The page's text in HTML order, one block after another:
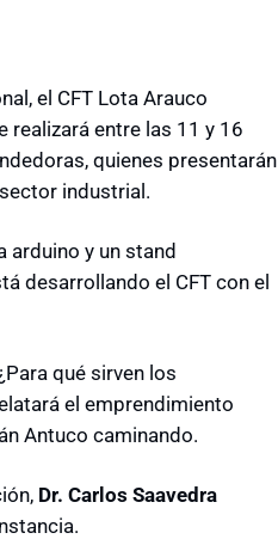
el CFT Lota Arauco
realizará entre las 11 y 16
quienes presentarán
industrial.
arduino y un stand
desarrollando el CFT con el
qué sirven los
el emprendimiento
Antuco caminando.
Dr. Carlos Saavedra